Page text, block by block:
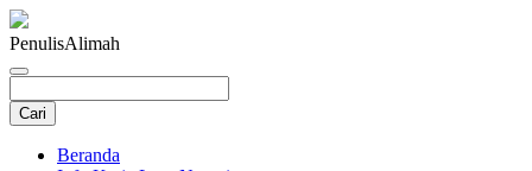
PenulisAlimah
Beranda